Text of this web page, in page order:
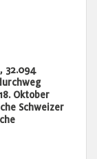
32.094
Oktober
Schweizer